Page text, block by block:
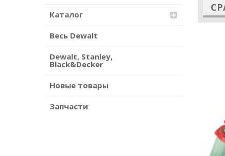
Каталог
Весь Dewalt
Dewalt, Stanley,
Black&Decker
Новые товары
Запчасти